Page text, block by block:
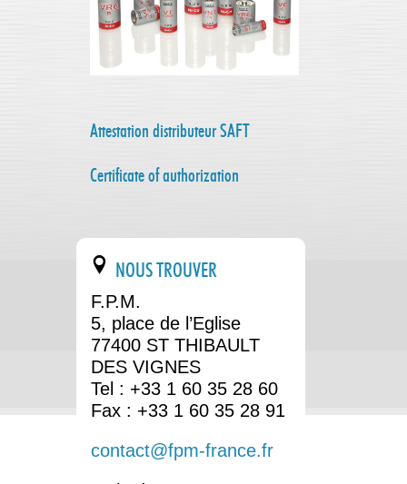
Attestation distributeur SAFT
Certificate of authorization
NOUS TROUVER
F.P.M.
5, place de l’Eglise
77400 ST THIBAULT
DES VIGNES
Tel : +33 1 60 35 28 60
Fax : +33 1 60 35 28 91
contact@fpm-france.fr